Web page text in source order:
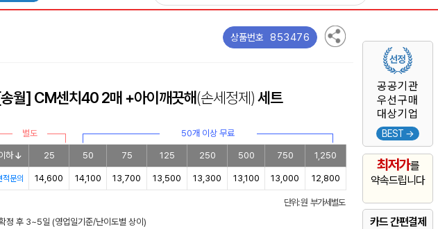
공공기관
우선구매
대상기업
BEST →
최저가를
약속드립니다
카드 간편결제
상품번호 853476
월] CM센치40 2매 +아이깨끗해(손세정제)세트
별도 50개 이상 무료
하 25 50 75 125 250 500 750 1,250
적문의 14,600 14,100 13,700 13,500 13,300 13,100 13,000 12,800
단위: 원 부가세별도
정 후 3~5일 (영업일기준/난이도별 상이)